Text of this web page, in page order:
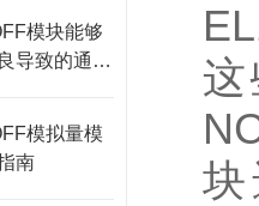
模块能够
导致的通讯
模拟量模
南